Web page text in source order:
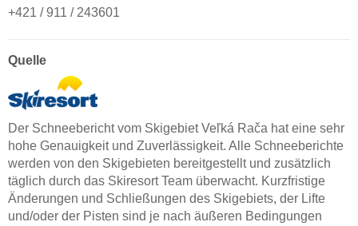
+421 / 911 / 243601
Quelle
Der Schneebericht vom Skigebiet Veľká Rača hat eine sehr
hohe Genauigkeit und Zuverlässigkeit. Alle Schneeberichte
werden von den Skigebieten bereitgestellt und zusätzlich
täglich durch das Skiresort Team überwacht. Kurzfristige
Änderungen und Schließungen des Skigebiets, der Lifte
und/oder der Pisten sind je nach äußeren Bedingungen